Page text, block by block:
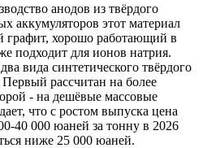
анодов из твёрдого
аккумуляторов этот материал
хорошо работающий в
подходит для ионов натрия.
вида синтетического твёрдого
Первый рассчитан на более
- на дешёвые массовые
что с ростом выпуска цена
40 000 юаней за тонну в 2026
ниже 25 000 юаней.